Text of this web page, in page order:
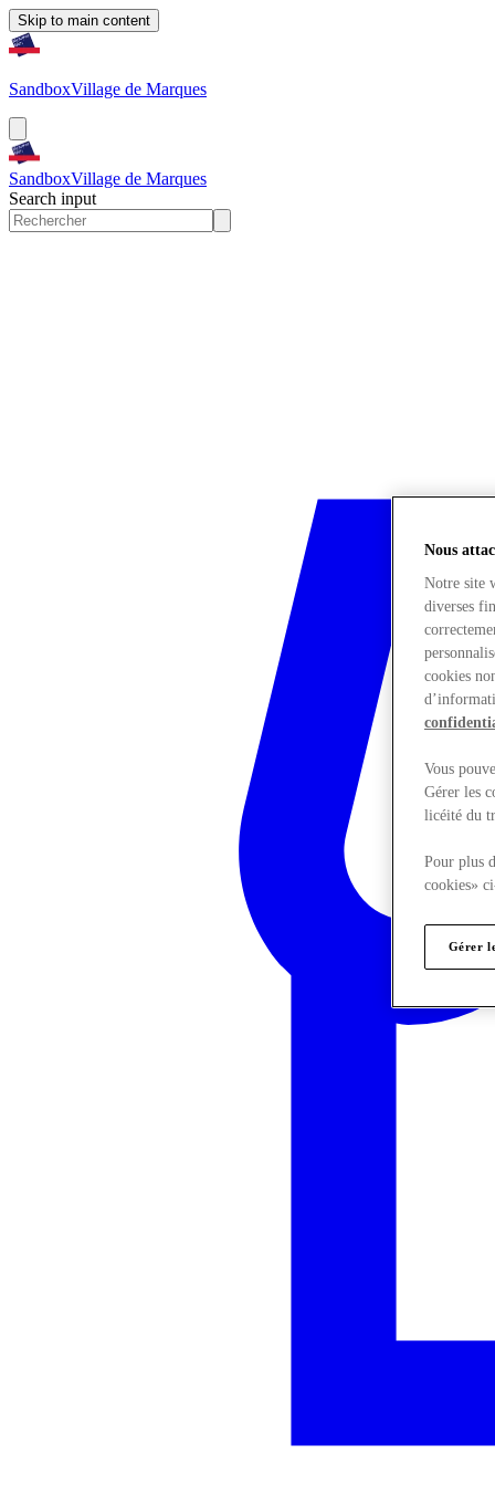
Skip to main content
SandboxVillage de Marques
SandboxVillage de Marques
Search input
Nous
Notre site
diverses
cookies
Vous
Gérer les
licéité du
Pour plus
cookies»
Gérer